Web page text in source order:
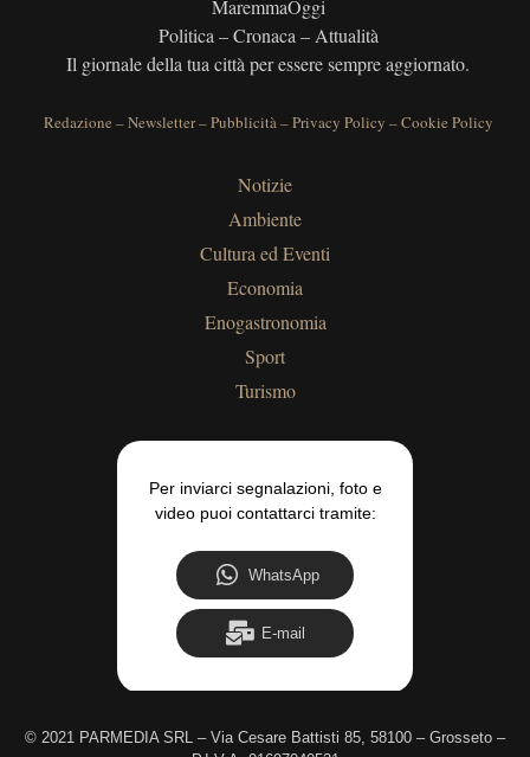
MaremmaOggi
Politica – Cronaca – Attualità
Il giornale della tua città per essere sempre aggiornato.
Redazione –Newsletter–Pubblicità–Privacy Policy –Cookie Policy
Notizie
Ambiente
Cultura ed Eventi
Economia
Enogastronomia
Sport
Turismo
Per inviarci segnalazioni, foto e
video puoi contattarci tramite:
WhatsApp
E-mail
© 2021 PARMEDIA SRL – Via Cesare Battisti 85, 58100 – Grosseto –